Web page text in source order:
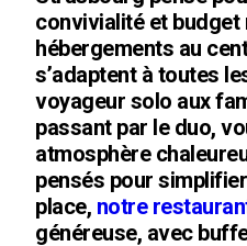
convivialité et budget
hébergements au
s’adaptent à toutes
voyageur solo aux
passant par le duo,
atmosphère
pensés pour
place, notre
généreuse, avec